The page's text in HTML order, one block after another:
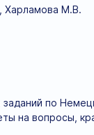
Харламова М.В.
по
на вопросы,